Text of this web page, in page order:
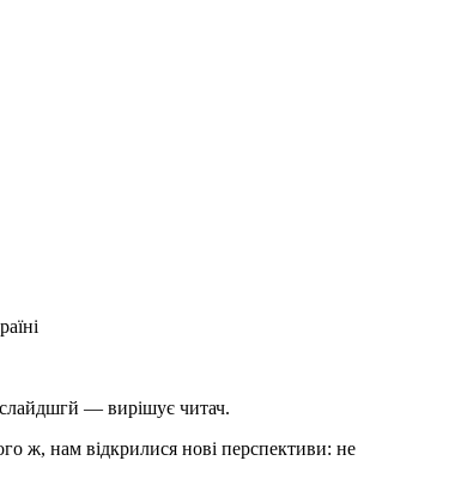
― вирішує читач.
ж, нам відкрилися нові перспективи: не